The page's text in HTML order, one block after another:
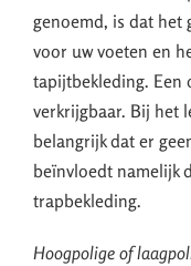
genoemd, is dat het
voor uw voeten en
tapijtbekleding. Een
verkrijgbaar. Bij het
belangrijk dat er
beïnvloedt namelijk
trapbekleding.
Hoogpolige of